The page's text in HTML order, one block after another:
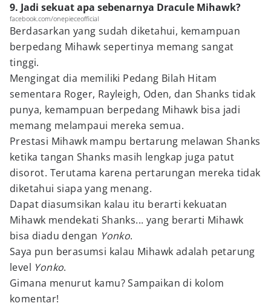
9. Jadi sekuat apa sebenarnya Dracule Mihawk?
facebook.com/onepieceofficial
Berdasarkan yang sudah diketahui, kemampuan
berpedang Mihawk sepertinya memang sangat
tinggi.
Mengingat dia memiliki Pedang Bilah Hitam
sementara Roger, Rayleigh, Oden, dan Shanks tidak
punya, kemampuan berpedang Mihawk bisa jadi
memang melampaui mereka semua.
Prestasi Mihawk mampu bertarung melawan Shanks
ketika tangan Shanks masih lengkap juga patut
disorot. Terutama karena pertarungan mereka tidak
diketahui siapa yang menang.
Dapat diasumsikan kalau itu berarti kekuatan
Mihawk mendekati Shanks... yang berarti Mihawk
bisa diadu dengan Yonko.
Saya pun berasumsi kalau Mihawk adalah petarung
level Yonko.
Gimana menurut kamu? Sampaikan di kolom
komentar!